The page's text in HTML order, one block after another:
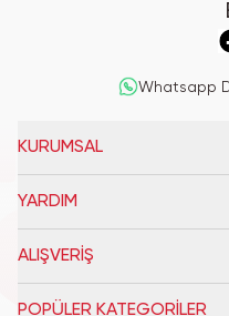
Whatsapp
KURUMSAL
YARDIM
ALIŞVERİŞ
POPÜLER KATEGORİLER